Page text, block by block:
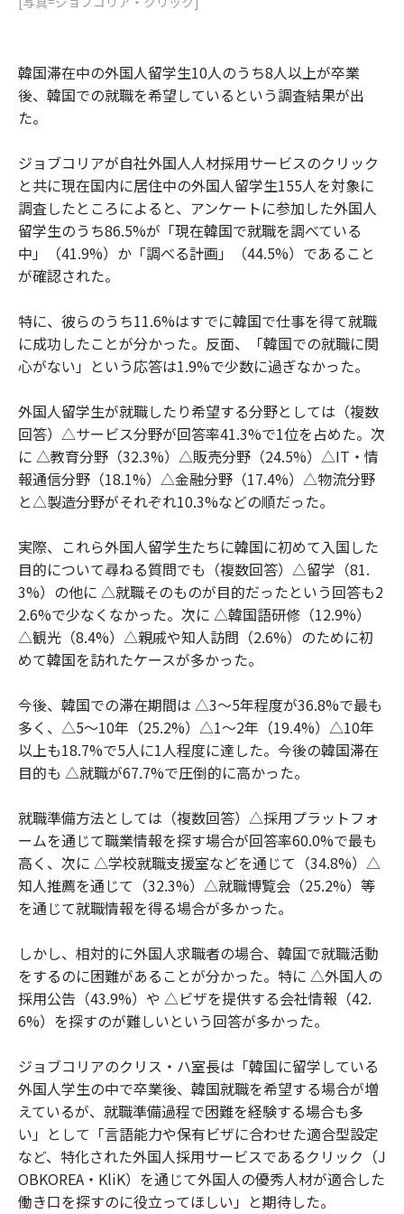
韓国滞在中の外国人留学生10人のうち8人以上が卒業
後、韓国での就職を希望しているという調査結果が出
た。
ジョブコリアが自社外国人人材採用サービスのクリック
と共に現在国内に居住中の外国人留学生155人を対象に
調査したところによると、アンケートに参加した外国人
留学生のうち86.5%が「現在韓国で就職を調べている
中」（41.9%）か「調べる計画」（44.5%）であること
が確認された。
特に、彼らのうち11.6%はすでに韓国で仕事を得て就職
に成功したことが分かった。反面、「韓国での就職に関
心がない」という応答は1.9%で少数に過ぎなかった。
外国人留学生が就職したり希望する分野としては（複数
回答）△サービス分野が回答率41.3%で1位を占めた。次
に △教育分野（32.3%）△販売分野（24.5%）△IT・情
報通信分野（18.1%）△金融分野（17.4%）△物流分野
と△製造分野がそれぞれ10.3%などの順だった。
実際、これら外国人留学生たちに韓国に初めて入国した
目的について尋ねる質問でも（複数回答）△留学（81.
3%）の他に △就職そのものが目的だったという回答も2
2.6%で少なくなかった。次に △韓国語研修（12.9%）
△観光（8.4%）△親戚や知人訪問（2.6%）のために初
めて韓国を訪れたケースが多かった。
今後、韓国での滞在期間は △3～5年程度が36.8%で最も
多く、△5～10年（25.2%）△1～2年（19.4%）△10年
以上も18.7%で5人に1人程度に達した。今後の韓国滞在
目的も △就職が67.7%で圧倒的に高かった。
就職準備方法としては（複数回答）△採用プラットフォ
ームを通じて職業情報を探す場合が回答率60.0%で最も
高く、次に △学校就職支援室などを通じて（34.8%）△
知人推薦を通じて（32.3%）△就職博覧会（25.2%）等
を通じて就職情報を得る場合が多かった。
しかし、相対的に外国人求職者の場合、韓国で就職活動
をするのに困難があることが分かった。特に △外国人の
採用公告（43.9%）や △ビザを提供する会社情報（42.
6%）を探すのが難しいという回答が多かった。
ジョブコリアのクリス・ハ室長は「韓国に留学している
外国人学生の中で卒業後、韓国就職を希望する場合が増
えているが、就職準備過程で困難を経験する場合も多
い」として「言語能力や保有ビザに合わせた適合型設定
など、特化された外国人採用サービスであるクリック（J
OBKOREA・KliK）を通じて外国人の優秀人材が適合した
働き口を探すのに役立ってほしい」と期待した。